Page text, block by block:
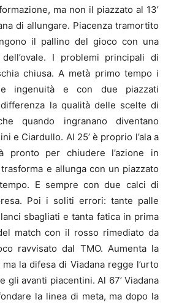
ma non il piazzato al 13’
di allungare. Piacenza tramortito
il pallino del gioco con una
I problemi principali di
chiusa. A metà primo tempo i
ingenuità e con due piazzati
la qualità delle scelte di
quando ingranano diventano
e Ciardullo. Al 25’ è proprio l’ala a
pronto per chiudere l’azione in
e allunga con un piazzato
E sempre con due calci di
Poi i soliti errori: tante palle
sbagliati e tanta fatica in prima
match con il rosso rimediato da
ravvisato dal TMO. Aumenta la
la difesa di Viadana regge l’urto
gli avanti piacentini. Al 67’ Viadana
la linea di meta, ma dopo la